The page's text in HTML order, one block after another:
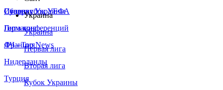
Сборная Украины
Италия
Германия
Франция
Нидерланды
Турция
Суперкубок УЕФА
Лига конференций
ЛЧ - Top News
Украина
Украина
Первая лига
Вторая лига
Кубок Украины